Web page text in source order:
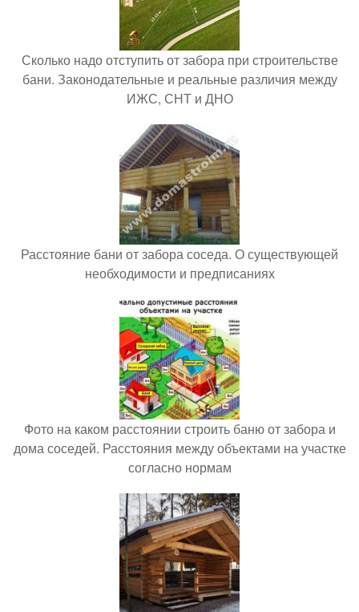
Сколько надо отступить от забора при строительстве
бани. Законодательные и реальные различия между
ИЖС, СНТ и ДНО
Расстояние бани от забора соседа. О существующей
необходимости и предписаниях
Фото на каком расстоянии строить баню от забора и
дома соседей. Расстояния между объектами на участке
согласно нормам